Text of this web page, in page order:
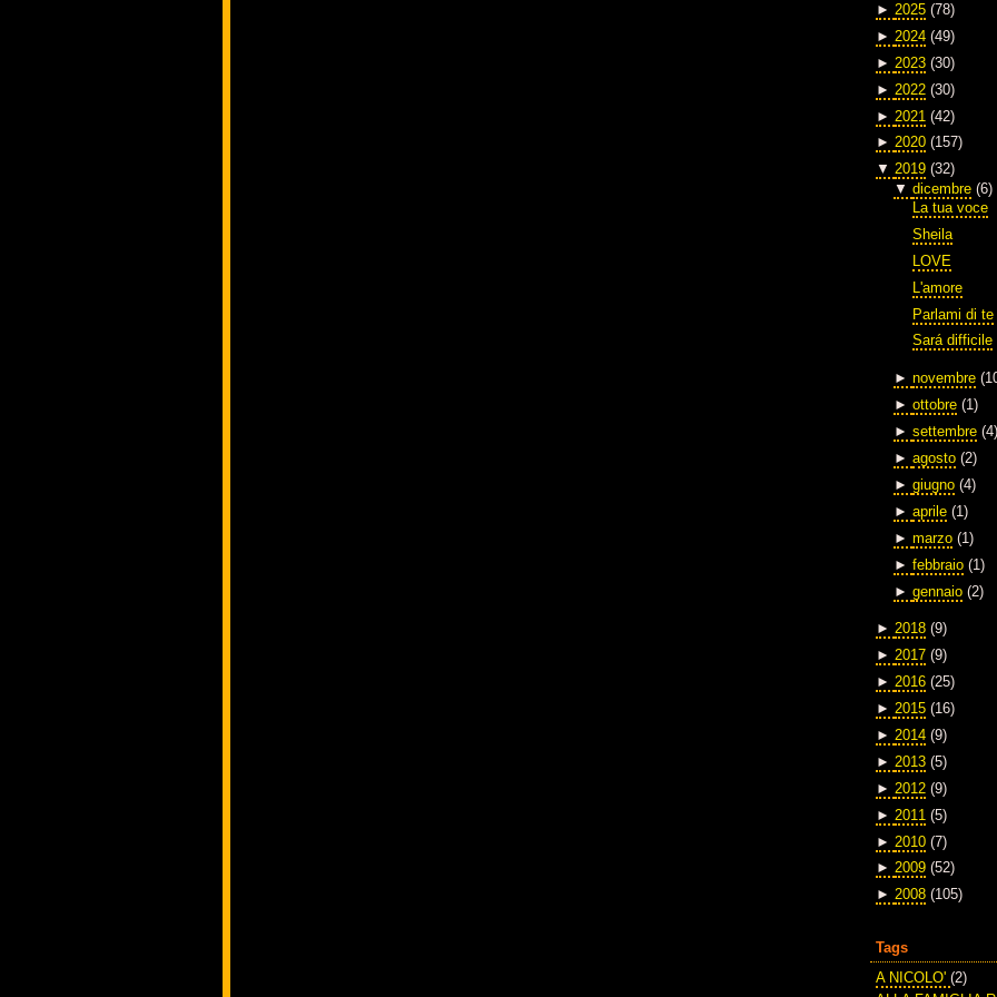
► 2025 (78)
► 2024 (49)
► 2023 (30)
► 2022 (30)
► 2021 (42)
► 2020 (157)
▼ 2019 (32)
▼ dicembre (6)
La tua voce
Sheila
LOVE
L'amore
Parlami di te
Sará difficile
► novembre
► ottobre (1)
► settembre (4)
► agosto (2)
► giugno (4)
► aprile (1)
► marzo (1)
► febbraio (1)
► gennaio (2)
► 2018 (9)
► 2017 (9)
► 2016 (25)
► 2015 (16)
► 2014 (9)
► 2013 (5)
► 2012 (9)
► 2011 (5)
► 2010 (7)
► 2009 (52)
► 2008 (105)
Tags
A NICOLO' (2)